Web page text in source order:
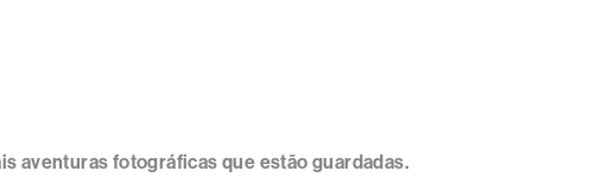
aventuras fotográficas que estão guardadas.